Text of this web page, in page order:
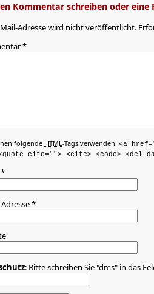
Kommentar schreiben oder eine
Adresse wird nicht veröffentlicht.
*
folgende HTML -Tags verwenden: <a
cite=""> <cite> <code> <del
*
*
: Bitte schreiben Sie "dms" in das